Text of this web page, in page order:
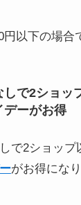
以下の場合
しで2ショッ
デーがお得
で2ショップ
がお得になり